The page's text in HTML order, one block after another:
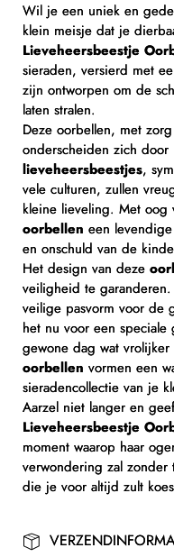
Wil je een uniek en
klein meisje dat je
Lieveheersbeestje
sieraden, versierd met
zijn ontworpen om de
laten stralen.
Deze oorbellen, met
onderscheiden zich
lieveheersbeestjes,
vele culturen, zullen
kleine lieveling. Met oog
oorbellen een
en onschuld van de
Het design van deze
veiligheid te
veilige pasvorm voor de
het nu voor een
gewone dag wat
oorbellen vormen een
sieradencollectie van je
Aarzel niet langer en
Lieveheersbeestje
moment waarop haar
verwondering zal
die je voor altijd zult